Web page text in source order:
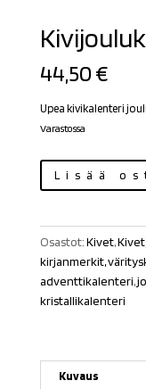
44,50€
Upea kivikalenteri
Varastossa
lila
Lisää
Osastot:Kivet,
kirjanmerkit,
adventtikalenteri,
kristallikalenteri
Kuvaus